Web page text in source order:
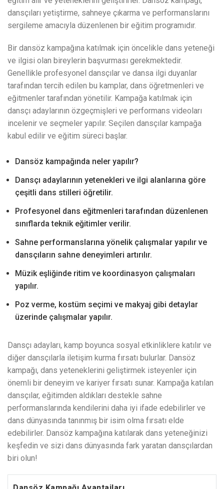
dansçıları yetiştirme, sahneye çıkarma ve performanslarını
sergileme amacıyla düzenlenen bir eğitim programıdır.
Bir dansöz kampağına katılmak için öncelikle dans yeteneği
ve ilgisi olan bireylerin başvurması gerekmektedir.
Genellikle profesyonel dansçılar ve dansa ilgi duyanlar
tarafından tercih edilen bu kamplar, dans öğretmenleri ve
eğitmenler tarafından yönetilir. Kampağa katılmak için
dansçı adaylarının özgeçmişleri ve performans videoları
incelenir ve seçmeler yapılır. Seçilen dansçılar kampağa
kabul edilir ve eğitim süreci başlar.
Dansöz kampağında neler yapılır?
Dansçı adaylarının yetenekleri ve ilgi alanlarına göre
çeşitli dans stilleri öğretilir.
Profesyonel dans eğitmenleri tarafından düzenlenen
sınıflarda teknik eğitimler verilir.
Sahne performanslarına yönelik çalışmalar yapılır ve
dansçıların sahne deneyimleri artırılır.
Müzik eşliğinde ritim ve koordinasyon çalışmaları
yapılır.
Poz verme, kostüm seçimi ve makyaj gibi detaylar
üzerinde çalışmalar yapılır.
Dansçı adayları, kamp boyunca sosyal etkinliklere katılır ve
diğer dansçılarla iletişim kurma fırsatı bulurlar. Dansöz
kampağı, dans yeteneklerini geliştirmek isteyenler için
önemli bir deneyim ve kariyer fırsatı sunar. Kampağa katılan
dansçılar, eğitimden aldıkları destekle sahne
performanslarında kendilerini daha iyi ifade edebilirler ve
dans dünyasında tanınmış bir isim olma fırsatı elde
edebilirler. Dansöz kampağına katılarak dans yeteneğinizi
keşfedin ve sizi dans dünyasında fark yaratan dansçılardan
biri olun!